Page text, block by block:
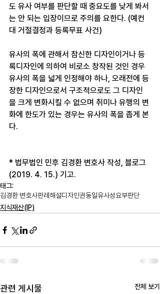
도 유사 여부를 판단할 때 중요도를 낮게 봐서
는 안 되는 입장이므로 주의를 요한다. (예컨
대 거절결정과 등록무표 사건)​
유사의 폭에 관해서 참신한 디자인이거나 등
록디자인에 의하여 비로소 창작된 것인 경우
유사의 폭을 넓게 인정해야 하나, 오래전에 등
장한 디자인으로서 구조적으로도 그 디자인
을 크게 변화시킬 수 없으며 취미나 유행의 변
화에 한도가 있는 경우는 유사의 폭을 좁게 본
다.
* 법무법인 민후 김경환 변호사 작성, 블로그
(2019. 4. 15.) 기고.
태그:
김경환 변호사판례해설디자인권동일유사성 요부판단
지식재산(IP)
관련 게시물 전체 보기